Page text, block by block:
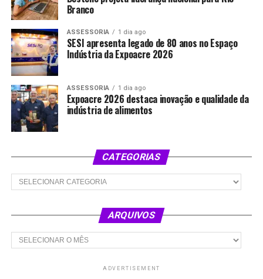
Branco
ASSESSORIA 1 dia ago
SESI apresenta legado de 80 anos no Espaço
Indústria da Expoacre 2026
ASSESSORIA 1 dia ago
Expoacre 2026 destaca inovação e qualidade da
indústria de alimentos
CATEGORIAS
Categorias
ARQUIVOS
Arquivos
ADVERTISEMENT